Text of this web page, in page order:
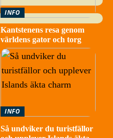
INFO
Kantstenens resa genom
världens gator och torg
INFO
Så undviker du turistfällor